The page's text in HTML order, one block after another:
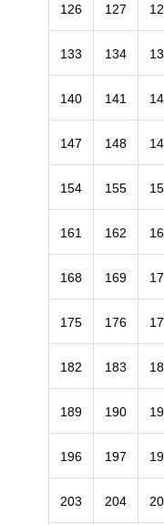
126 127
133 134
140 141
147 148
154 155
161 162
168 169
175 176
182 183
189 190
196 197
203 204